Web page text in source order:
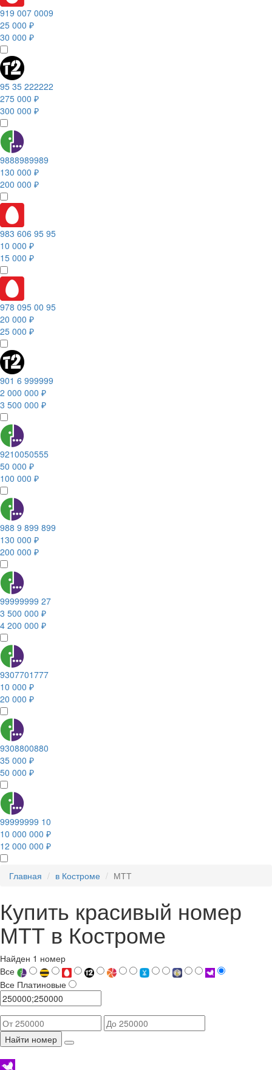
919 007 0009
25 000 ₽
30 000 ₽
95 35 222222
275 000 ₽
300 000 ₽
9888989989
130 000 ₽
200 000 ₽
983 606 95 95
10 000 ₽
15 000 ₽
978 095 00 95
20 000 ₽
25 000 ₽
901 6 999999
2 000 000 ₽
3 500 000 ₽
9210050555
50 000 ₽
100 000 ₽
988 9 899 899
130 000 ₽
200 000 ₽
99999999 27
3 500 000 ₽
4 200 000 ₽
9307701777
10 000 ₽
20 000 ₽
9308800880
35 000 ₽
50 000 ₽
99999999 10
10 000 000 ₽
12 000 000 ₽
Главная в Костроме МТТ
Купить красивый номер
МТТ в Костроме
Найден 1 номер
Все
Все Платиновые
Найти номер